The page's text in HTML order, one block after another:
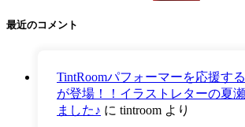
最近のコメント
TintRoomパフォーマーを応援す
が登場！！イラストレターの夏
ました♪ に tintroom より